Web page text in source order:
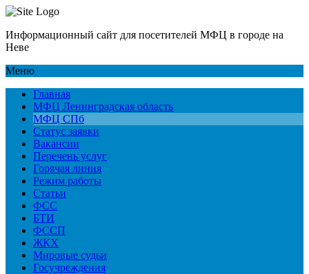
Информационный сайт для посетителей МФЦ в городе на
Неве
Меню
Главная
МФЦ Ленинградская область
МФЦ СПб
Статус заявки
Вакансии
Перечень услуг
Горячая линия
Режим работы
Статьи
ФСС
БТИ
ФССП
ЖКХ
Мировые судьи
Госучреждения